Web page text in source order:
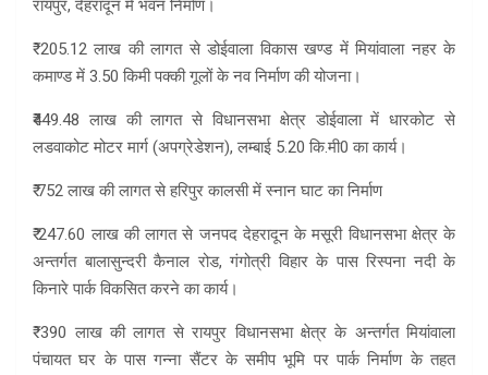
रायपुर, देहरादून में भवन निर्माण।
₹ 205.12 लाख की लागत से डोईवाला विकास खण्ड में मियांवाला नहर के
कमाण्ड में 3.50 किमी पक्की गूलों के नव निर्माण की योजना।
₹449.48 लाख की लागत से विधानसभा क्षेत्र डोईवाला में धारकोट से
लडवाकोट मोटर मार्ग (अपग्रेडेशन), लम्बाई 5.20 कि.मी0 का कार्य।
₹ 752 लाख की लागत से हरिपुर कालसी में स्नान घाट का निर्माण
₹ 247.60 लाख की लागत से जनपद देहरादून के मसूरी विधानसभा क्षेत्र के
अन्तर्गत बालासुन्दरी कैनाल रोड, गंगोत्री विहार के पास रिस्पना नदी के
किनारे पार्क विकसित करने का कार्य।
₹ 390 लाख की लागत से रायपुर विधानसभा क्षेत्र के अन्तर्गत मियांवाला
पंचायत घर के पास गन्ना सैंटर के समीप भूमि पर पार्क निर्माण के तहत